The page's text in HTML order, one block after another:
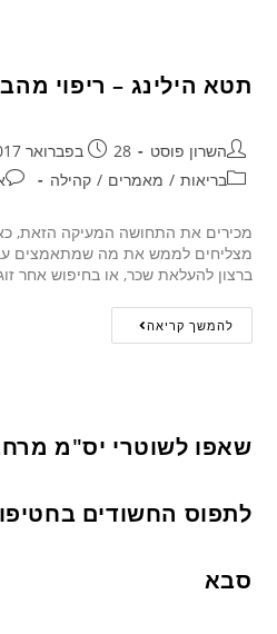
תטא הילינג – ריפוי
השרון פוסט
28 בפברואר 2017
בריאות / מאמרים / קהילה
מכירים את התחושה המעיקה הזאת,
מצליחים לממש את מה שמתאמצים
ברצון להעלאת שכר, או בחיפוש אחר
להמשך קריאה
שאפו לשוטרי יס"מ
לתפוס החשודים
סבא